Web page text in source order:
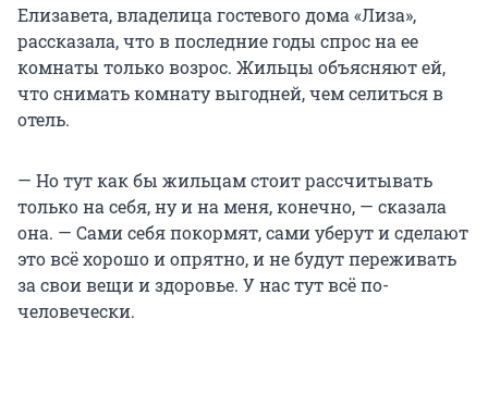
Елизавета, владелица гостевого дома «Лиза»,
рассказала, что в последние годы спрос на ее
комнаты только возрос. Жильцы объясняют ей,
что снимать комнату выгодней, чем селиться в
отель.
— Но тут как бы жильцам стоит рассчитывать
только на себя, ну и на меня, конечно, — сказала
она. — Сами себя покормят, сами уберут и сделают
это всё хорошо и опрятно, и не будут переживать
за свои вещи и здоровье. У нас тут всё по-
человечески.